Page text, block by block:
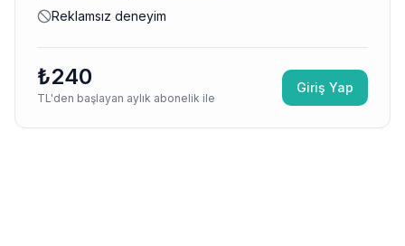
Reklamsız deneyim
₺240
TL'den başlayan aylık abonelik ile
Giriş Yap